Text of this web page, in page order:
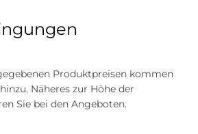
Produktpreisen kommen
Näheres zur Höhe der
Sie bei den Angeboten.